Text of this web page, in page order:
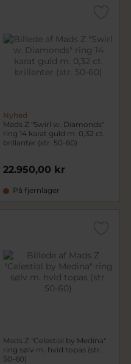
Nyhed
Mads Z "Swirl w. Diamonds"
ring 14 karat guld m. 0,32 ct.
brillanter (str. 50-60)
22.950,00 kr
På fjernlager
Mads Z "Celestial by Medina"
ring sølv m. hvid topas (str.
50-60)